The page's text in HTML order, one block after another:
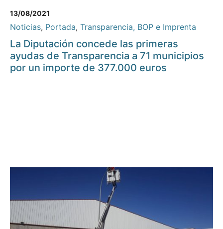
13/08/2021
Noticias, Portada, Transparencia, BOP e Imprenta
La Diputación concede las primeras
ayudas de Transparencia a 71 municipios
por un importe de 377.000 euros